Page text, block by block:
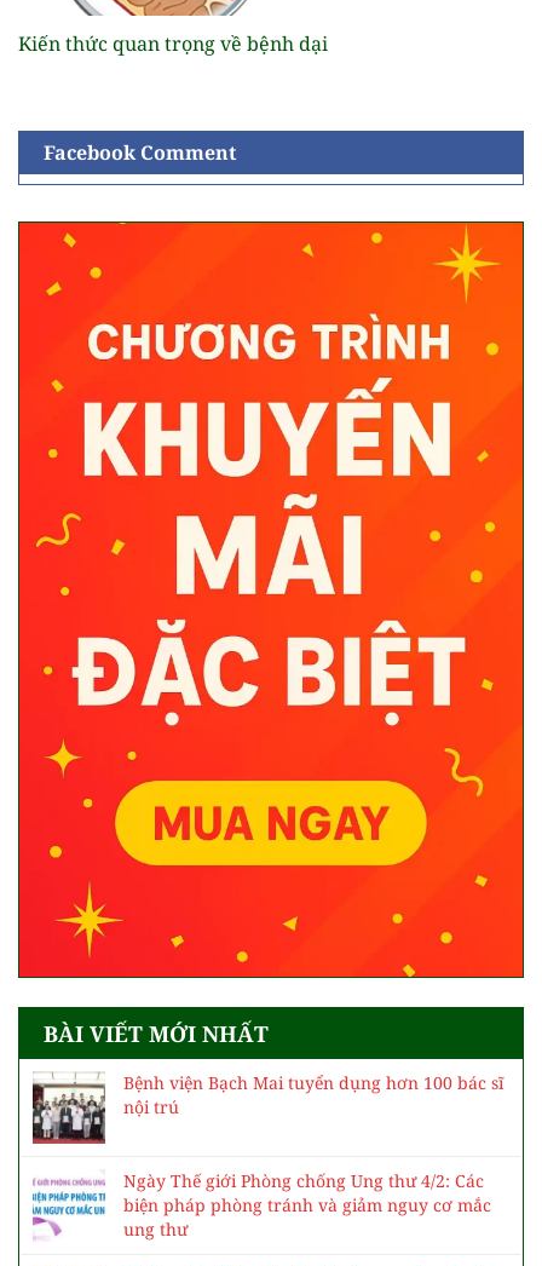
Kiến thức quan trọng về bệnh dại
Facebook Comment
BÀI VIẾT MỚI NHẤT
Bệnh viện Bạch Mai tuyển dụng hơn 100 bác sĩ
nội trú
Ngày Thế giới Phòng chống Ung thư 4/2: Các
biện pháp phòng tránh và giảm nguy cơ mắc
ung thư